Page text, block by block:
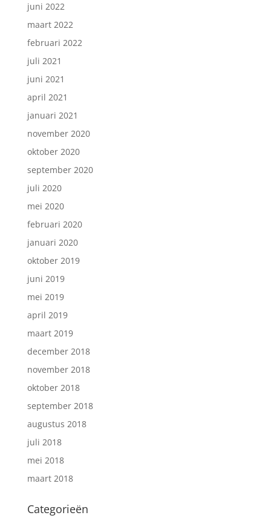
juni 2022
maart 2022
februari 2022
juli 2021
juni 2021
april 2021
januari 2021
november 2020
oktober 2020
september 2020
juli 2020
mei 2020
februari 2020
januari 2020
oktober 2019
juni 2019
mei 2019
april 2019
maart 2019
december 2018
november 2018
oktober 2018
september 2018
augustus 2018
juli 2018
mei 2018
maart 2018
Categorieën